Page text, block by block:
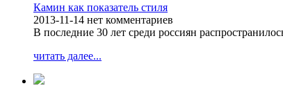
Камин как показатель стиля
2013-11-14 нет комментариев
В последние 30 лет среди россиян
читать далее...